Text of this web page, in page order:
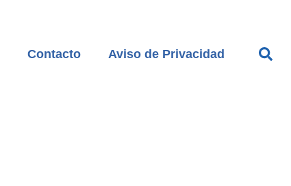
Contacto Aviso de Privacidad